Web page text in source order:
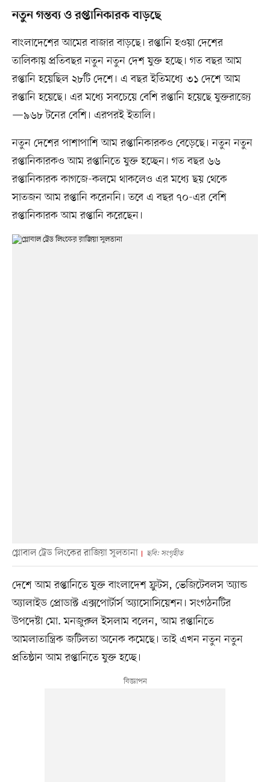
নতুন গন্তব্য ও রপ্তানিকারক বাড়ছে
বাংলাদেশের আমের বাজার বাড়ছে। রপ্তানি হওয়া দেশের
তালিকায় প্রতিবছর নতুন নতুন দেশ যুক্ত হচ্ছে। গত বছর আম
রপ্তানি হয়েছিল ২৮টি দেশে। এ বছর ইতিমধ্যে ৩১ দেশে আম
রপ্তানি হয়েছে। এর মধ্যে সবচেয়ে বেশি রপ্তানি হয়েছে যুক্তরাজ্যে
—৯৬৮ টনের বেশি। এরপরই ইতালি।
নতুন দেশের পাশাপাশি আম রপ্তানিকারকও বেড়েছে। নতুন নতুন
রপ্তানিকারকও আম রপ্তানিতে যুক্ত হচ্ছেন। গত বছর ৬৬
রপ্তানিকারক কাগজে-কলমে থাকলেও এর মধ্যে ছয় থেকে
সাতজন আম রপ্তানি করেননি। তবে এ বছর ৭০-এর বেশি
রপ্তানিকারক আম রপ্তানি করেছেন।
গ্লোবাল ট্রেড লিংকের রাজিয়া সুলতানা ছবি: সংগৃহীত
দেশে আম রপ্তানিতে যুক্ত বাংলাদেশ ফ্রুটস, ভেজিটেবলস অ্যান্ড
অ্যালাইড প্রোডাক্ট এক্সপোর্টার্স অ্যাসোসিয়েশন। সংগঠনটির
উপদেষ্টা মো. মনজুরুল ইসলাম বলেন, আম রপ্তানিতে
আমলাতান্ত্রিক জটিলতা অনেক কমেছে। তাই এখন নতুন নতুন
প্রতিষ্ঠান আম রপ্তানিতে যুক্ত হচ্ছে।